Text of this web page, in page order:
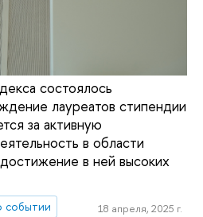
состоялось
лауреатов стипендии
за активную
в области
в ней высоких
событии 18 апреля, 2025 г.